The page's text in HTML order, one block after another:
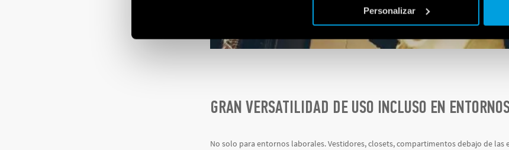
Personalizar
GRAN VERSATILIDAD DE USO INCLUSO EN
No solo para entornos laborales. Vestidores, closets, compartimentos debajo de las